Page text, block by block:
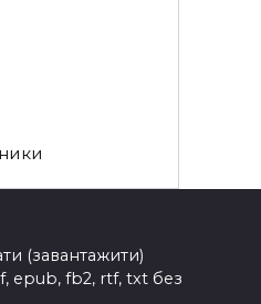
(завантажити)
epub, fb2, rtf, txt без